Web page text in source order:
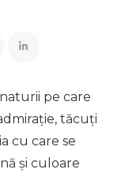
pe care
tăcuți
cu care se
și culoare